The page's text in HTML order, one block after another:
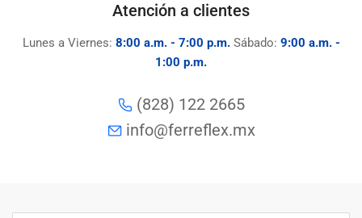
Atención a clientes
Lunes a Viernes: 8:00 a.m. - 7:00 p.m. Sábado: 9:00 a.m. -
1:00 p.m.
(828) 122 2665
info@ferreflex.mx